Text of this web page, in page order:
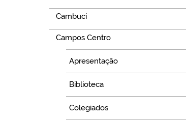
Cambuci
Campos Centro
Apresentação
Biblioteca
Colegiados